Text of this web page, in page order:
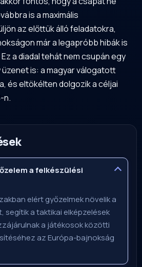
is a maximális
az előttük álló feladatokra,
már a legapróbb hibák is
a diadal tehát nem csupán egy
is: a magyar válogatott
és eltökélten dolgozik a céljai
n.
a felkészülési
elért győzelmek növelik a
segítik a taktikai elképzelések
a játékosok közötti
az Európa-bajnokság